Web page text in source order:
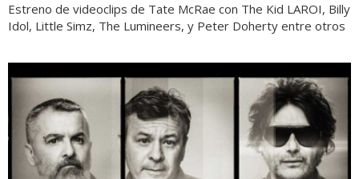
Estreno de videoclips de Tate McRae con The Kid LAROI, Billy
Idol, Little Simz, The Lumineers, y Peter Doherty entre otros